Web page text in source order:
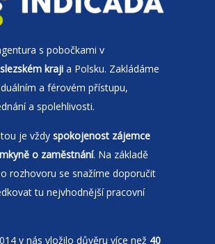
s pobočkami v
kraji a Polsku. Zakládáme
a férovém přístupu,
a spolehlivosti.
je vždy spokojenost zájemce
o zaměstnání. Na základě
rozhovoru se snažíme doporučit
tu nejvhodnější pracovní
v nás vložilo důvěru více než 40